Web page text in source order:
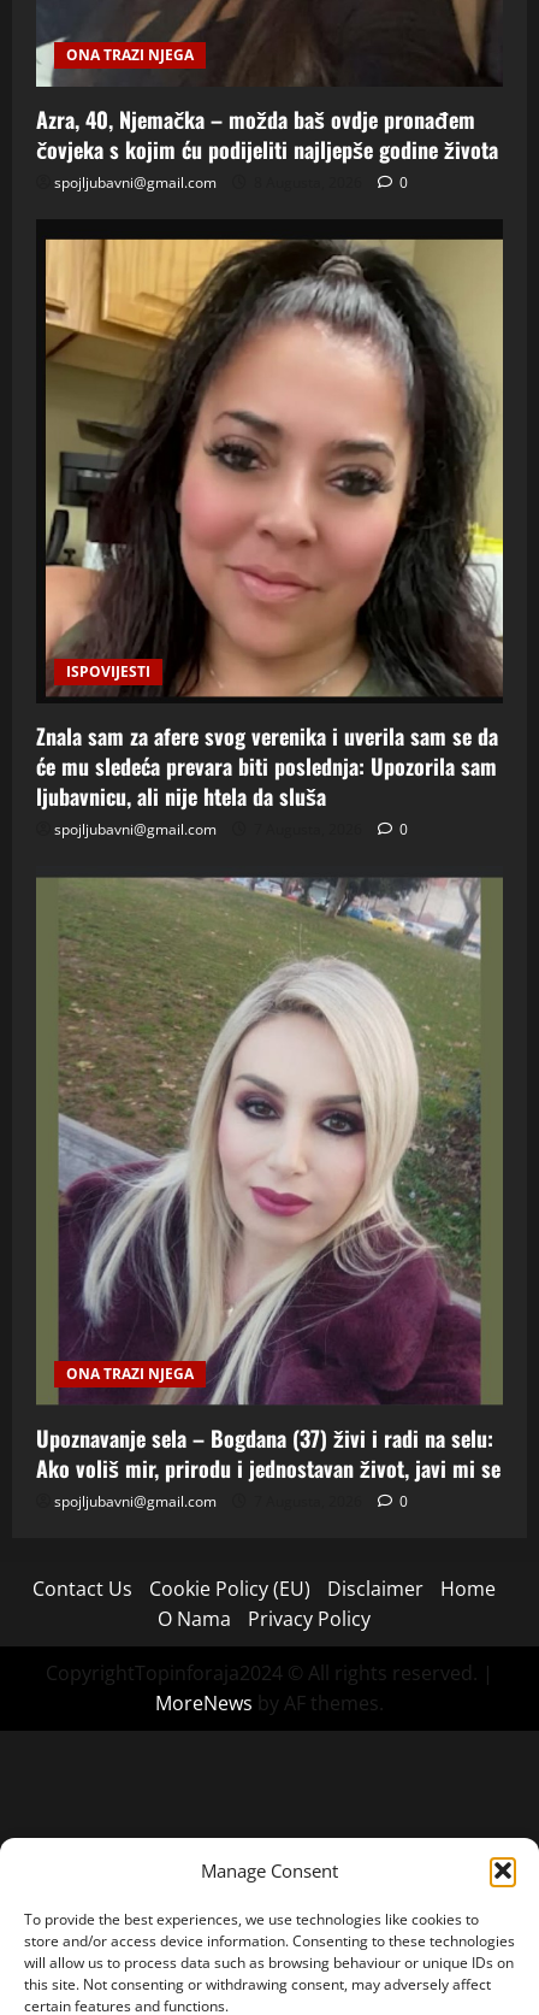
Manage Consent
To provide the best experiences, we use technologies like cookies to
store and/or access device information. Consenting to these technologies
will allow us to process data such as browsing behaviour or unique IDs on
this site. Not consenting or withdrawing consent, may adversely affect
certain features and functions.
ONA TRAZI NJEGA
Azra, 40, Njemačka – možda baš ovdje pronađem
čovjeka s kojim ću podijeliti najljepše godine života
spojljubavni@gmail.com 0
ISPOVIJESTI
Znala sam za afere svog verenika i uverila sam se da
će mu sledeća prevara biti poslednja: Upozorila sam
ljubavnicu, ali nije htela da sluša
spojljubavni@gmail.com 0
ONA TRAZI NJEGA
Upoznavanje sela – Bogdana (37) živi i radi na selu:
Ako voliš mir, prirodu i jednostavan život, javi mi se
spojljubavni@gmail.com 0
Contact Us Cookie Policy (EU) Disclaimer
Home
O Nama
Privacy Policy
CopyrightTopinforaja2024 © All rights reserved. |
MoreNews by AF themes.